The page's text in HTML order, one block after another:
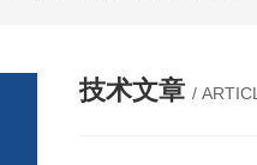
技术文章 /